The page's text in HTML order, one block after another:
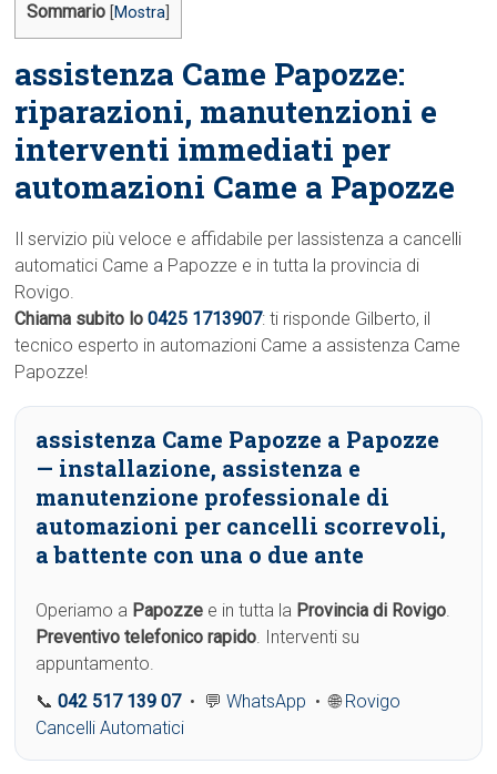
Sommario Mostra
assistenza Came Papozze:
riparazioni, manutenzioni e
interventi immediati per
automazioni Came a Papozze
Il servizio più veloce e affidabile per lassistenza a cancelli
automatici Came a Papozze e in tutta la provincia di
Rovigo.
Chiama subito lo0425 1713907: ti risponde Gilberto, il
tecnico esperto in automazioni Came a assistenza Came
Papozze!
assistenza Came Papozze a Papozze
— installazione, assistenza e
manutenzione professionale di
automazioni per cancelli scorrevoli,
a battente con una o due ante
Operiamo a Papozze e in tutta la Provincia di Rovigo.
Preventivo telefonico rapido. Interventi su
appuntamento.
📞042 517 139 07• 💬WhatsApp • 🌐 Rovigo
Cancelli Automatici